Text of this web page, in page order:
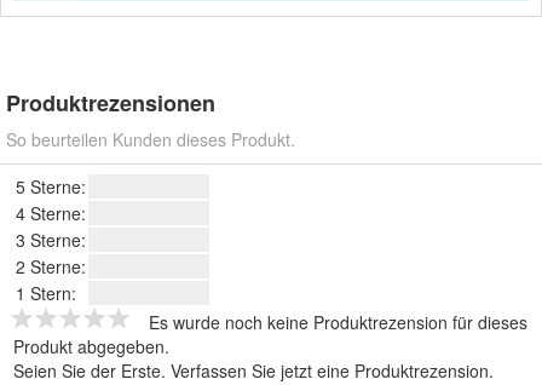
Produktrezensionen
So beurteilen Kunden dieses Produkt.
5 Sterne:
4 Sterne:
3 Sterne:
2 Sterne:
1 Stern:
Es wurde noch keine Produktrezension für dieses
Produkt abgegeben.
Seien Sie der Erste. Verfassen Sie jetzt eine Produktrezension.